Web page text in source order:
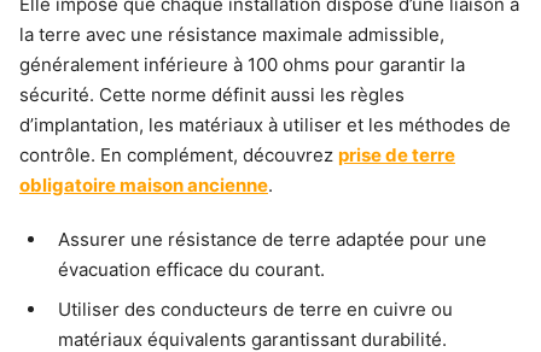
la terre avec une résistance maximale admissible,
généralement inférieure à 100 ohms pour garantir la
sécurité. Cette norme définit aussi les règles
d’implantation, les matériaux à utiliser et les méthodes de
contrôle. En complément, découvrez prise de terre
obligatoire maison ancienne.
Assurer une résistance de terre adaptée pour une
évacuation efficace du courant.
Utiliser des conducteurs de terre en cuivre ou
matériaux équivalents garantissant durabilité.